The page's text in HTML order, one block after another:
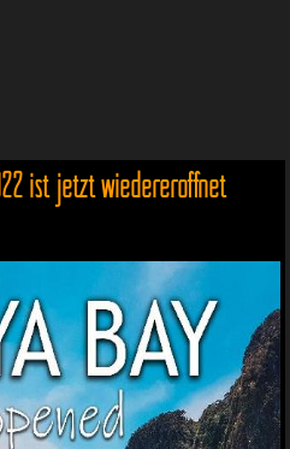
ist jetzt wiedereröffnet